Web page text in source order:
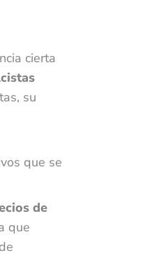
cierta
su
que se
de
que